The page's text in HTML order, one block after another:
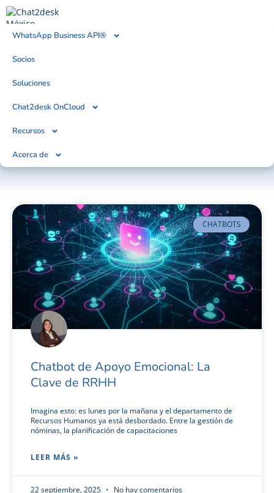
WhatsApp Business API®
Socios
Soluciones
Chat2desk OnCloud
Recursos
Acerca de
Tendencias, Noticias & Artículos
CHATBOTS
Chatbot de Apoyo Emocional: La
Clave de RRHH
Imagina esto: es lunes por la mañana y el departamento de
Recursos Humanos ya está desbordado. Entre la gestión de
nóminas, la planificación de capacitaciones
LEER MÁS »
22 septiembre, 2025 No hay comentarios